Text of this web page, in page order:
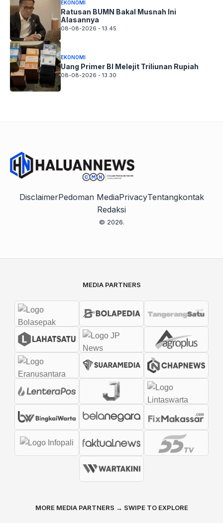
EKONOMI
Ratusan BUMN Bakal Musnah Ini
Alasannya
08-08-2026 - 13.45
EKONOMI
Uang Primer BI Melejit Triliunan Rupiah
08-08-2026 - 13.30
DisclaimerPedoman MediaPrivacyTentangkontak
Redaksi
© 2026.
MEDIA PARTNERS
MORE MEDIA PARTNERS → SWIPE TO EXPLORE